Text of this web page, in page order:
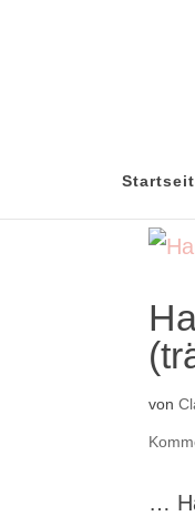
von
…